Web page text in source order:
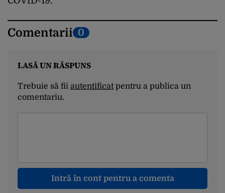
Comentarii 0
LASĂ UN RĂSPUNS
Trebuie să fii autentificatpentru a publica un
comentariu.
Intră în cont pentru a comenta